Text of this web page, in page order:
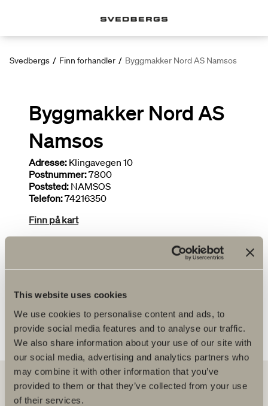
This website uses cookies
We use cookies to personalise content and ads, to
provide social media features and to analyse our traffic.
We also share information about your use of our site with
our social media, advertising and analytics partners who
may combine it with other information that you’ve
provided to them or that they’ve collected from your use
of their services.
Svedbergs / Finn forhandler / Byggmakker Nord AS Namsos
Byggmakker Nord AS
Namsos
Adresse: Klingavegen 10
Postnummer:7800
Poststed: NAMSOS
Telefon:74216350
Finn på kart